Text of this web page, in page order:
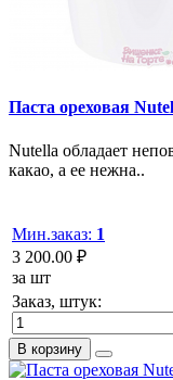
Паста ореховая
Nutella обладает
какао, а ее нежна..
Мин.заказ: 1
3 200.00 ₽
за шт
Заказ, штук:
В корзину